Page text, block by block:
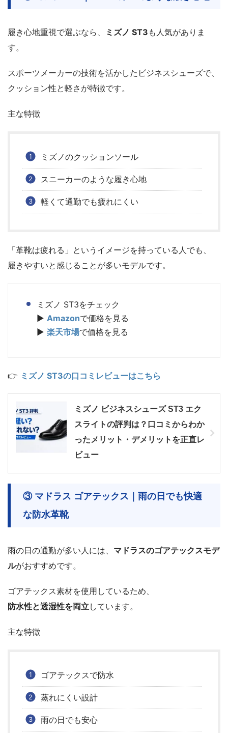
履き心地重視で選ぶなら、 ミズノ ST3 も人気がありま
す。
スポーツメーカーの技術を活かしたビジネスシューズで、
クッション性と軽さが特徴です。
主な特徴
ミズノのクッションソール
スニーカーのような履き心地
軽くて通勤でも疲れにくい
「革靴は疲れる」というイメージを持っている人でも、
履きやすいと感じることが多いモデルです。
ミズノ ST3をチェック
▶ Amazonで価格を見る
▶ 楽天市場で価格を見る
👉 ミズノ ST3の口コミレビューはこちら
ミズノ ビジネスシューズ ST3 エク
スライトの評判は？口コミからわか
ったメリット・デメリットを正直レ
ビュー
③ マドラス ゴアテックス｜雨の日でも快適
な防水革靴
雨の日の通勤が多い人には、 マドラスのゴアテックスモデ
ルがおすすめです。
ゴアテックス素材を使用しているため、
防水性と透湿性を両立 しています。
主な特徴
ゴアテックスで防水
蒸れにくい設計
雨の日でも安心